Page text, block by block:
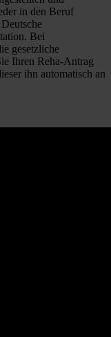
in den Beruf
Bei
gesetzliche
Ihren Reha-Antrag
ihn automatisch an